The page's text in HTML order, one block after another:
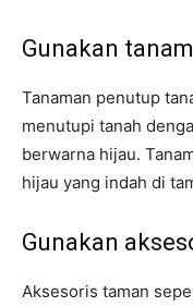
Gunakan
Tanaman penutup
menutupi tanah
berwarna hijau.
hijau yang indah di
Gunakan
Aksesoris taman